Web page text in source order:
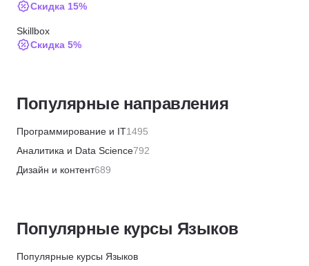
Скидка 15%
Skillbox
Скидка 5%
Skyeng
Skyeng
Skyeng
Скидка 30%
Skyeng
Популярные направления
Программирование и IT1495
Аналитика и Data Science792
Дизайн и контент689
Финансы и бухгалтерия656
Популярные курсы Языков
Популярные курсы Языков